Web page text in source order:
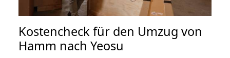
Kostencheck für den Umzug von
Hamm nach Yeosu